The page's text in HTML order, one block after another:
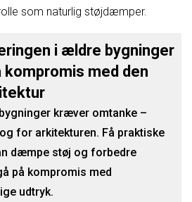
som naturlig støjdæmper.
i ældre bygninger
kompromis med den
kræver omtanke –
for arkitekturen. Få praktiske
dæmpe støj og forbedre
på kompromis med
udtryk.